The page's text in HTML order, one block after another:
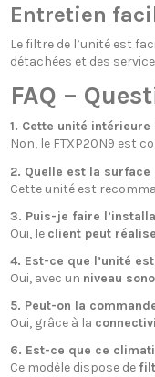
Entretien
Le filtre de l’unité est
détachées et des
FAQ –
1. Cette unité
Non, le FTXP20N9 est
2. Quelle est la
Cette unité est
3. Puis-je faire
Oui, le client peut
4. Est-ce que l’unité
Oui, avec un niveau
5. Peut-on la
Oui, grâce à la
6. Est-ce que ce
Ce modèle dispose de